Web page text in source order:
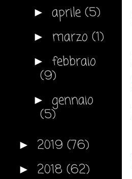
► aprile (5)
► marzo (1)
► febbraio
(9)
► gennaio
(5)
► 2019 (76)
► 2018 (62)